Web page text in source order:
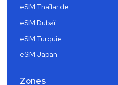
eSIM Thaïlande
eSIM Dubaï
eSIM Turquie
eSIM Japan
Zones